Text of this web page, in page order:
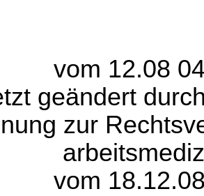
vom 12.08
geändert
zur
vom